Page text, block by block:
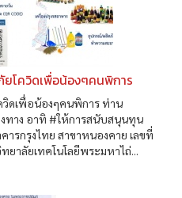
โควิดเพื่อน้องๆคนพิการ
ดเพื่อน้องๆคนพิการ ท่าน
ทาง อาทิ #ให้การสนับสนุนทุน
ารกรุงไทย สาขาหนองคาย เลขที่
าลัยเทคโนโลยีพระมหาไถ่...